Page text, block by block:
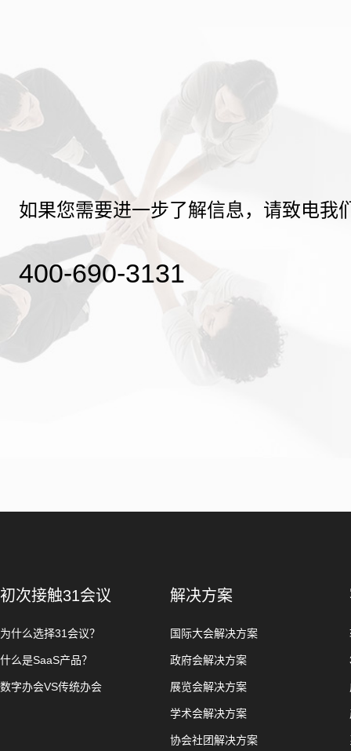
如果您需要进一步了解信息，请致电我
400-690-3131
初次接触31会议
为什么选择31会议？
什么是SaaS产品？
数字办会VS传统办会
解决方案
国际大会解决方案
政府会解决方案
展览会解决方案
学术会解决方案
协会社团解决方案